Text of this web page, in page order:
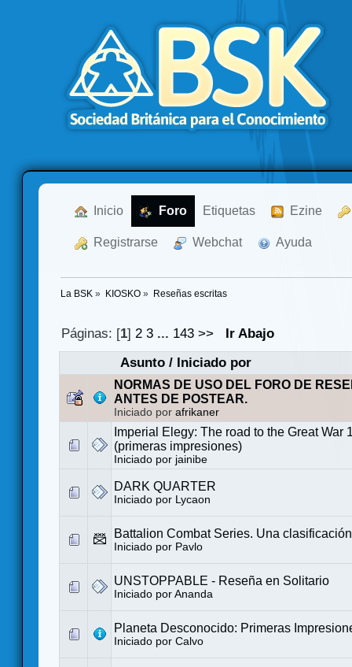
Inicio Foro Etiquetas Ezine
Registrarse Webchat Ayuda
La BSK » KIOSKO» Reseñas escritas
Páginas: [1]2 3 ... 143 >>
Ir Abajo
Asunto/ Iniciado por
NORMAS DE USO DEL FORO DE
ANTES DE POSTEAR.
Iniciado por afrikaner
Imperial Elegy: The road to the Great War
(primeras impresiones)
Iniciado por jainibe
DARK QUARTER
Iniciado por Lycaon
Battalion Combat Series. Una
Iniciado por Pavlo
UNSTOPPABLE - Reseña en Solitario
Iniciado por Ananda
Planeta Desconocido: Primeras
Iniciado por Calvo